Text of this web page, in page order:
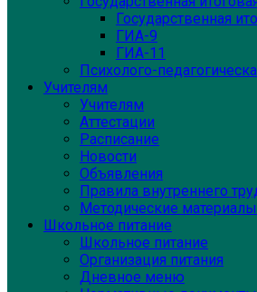
Государственная
ГИА-9
ГИА-11
Психолого-
Учителям
Учителям
Аттестации
Расписание
Новости
Объявления
Правила внутреннего
Методические материалы
Школьное питание
Школьное питание
Организация питания
Дневное меню